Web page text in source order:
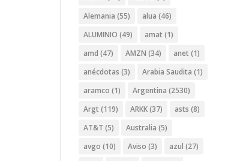
Alemania (55) alua (46)
ALUMINIO (49) amat (1)
amd (47) AMZN (34) anet (1)
anécdotas (3) Arabia Saudita (1)
aramco (1) Argentina (2530)
Argt (119) ARKK(37) asts (8)
AT&T (5) Australia (5)
avgo (10) Aviso (3) azul (27)